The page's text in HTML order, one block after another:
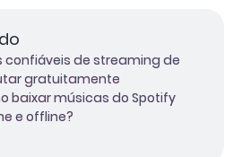
confiáveis ​​de streaming de
gratuitamente
baixar músicas do Spotify
e offline?